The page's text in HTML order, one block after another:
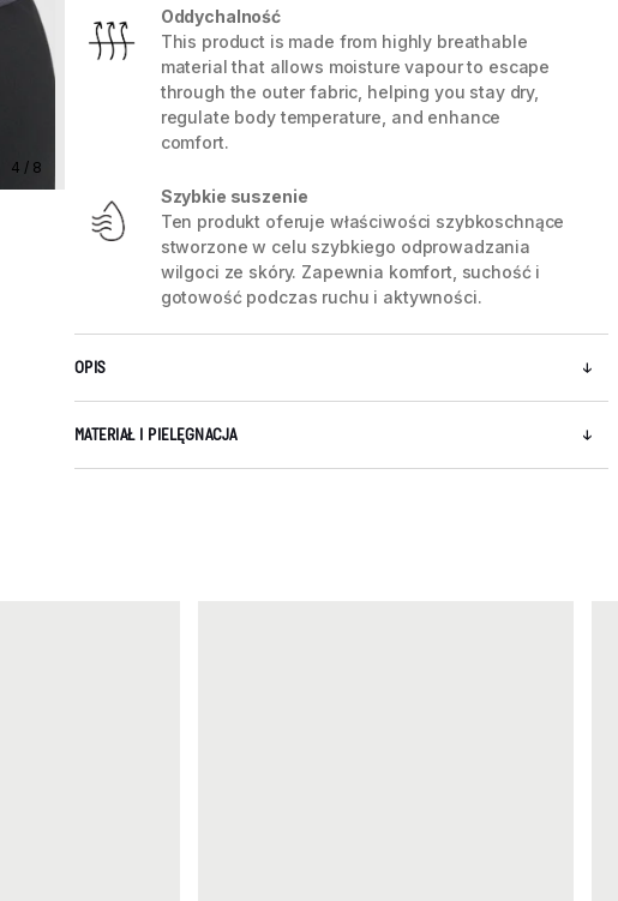
4 / 8
Oddychalność
This product is made from highly breathable
material that allows moisture vapour to escape
through the outer fabric, helping you stay dry,
regulate body temperature, and enhance
comfort.
Szybkie suszenie
Ten produkt oferuje właściwości szybkoschnące
stworzone w celu szybkiego odprowadzania
wilgoci ze skóry. Zapewnia komfort, suchość i
gotowość podczas ruchu i aktywności.
OPIS
MATERIAŁ I PIELĘGNACJA